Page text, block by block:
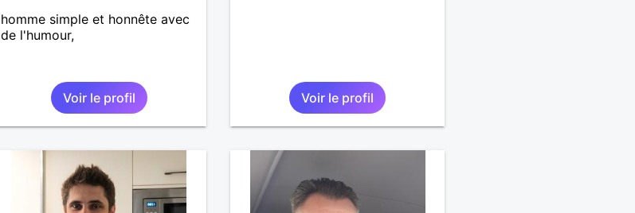
homme simple et honnête avec
de l'humour,
Voir le profil Voir le profil